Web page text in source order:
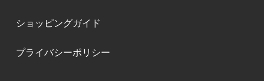
ショッピングガイド
プライバシーポリシー